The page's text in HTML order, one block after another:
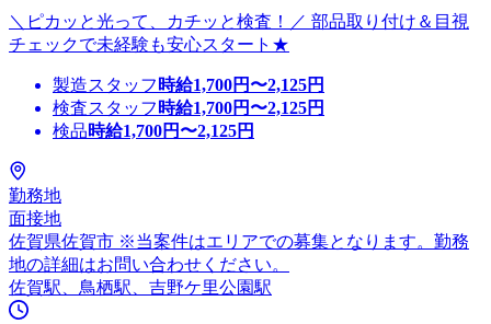
＼ピカッと光って、カチッと検査！／ 部品取り付け＆目視
チェックで未経験も安心スタート★
製造スタッフ 時給1,700円〜2,125円
検査スタッフ 時給1,700円〜2,125円
検品時給1,700円〜2,125円
勤務地
面接地
佐賀県佐賀市 ※当案件はエリアでの募集となります。勤務
地の詳細はお問い合わせください。
佐賀駅、鳥栖駅、吉野ケ里公園駅